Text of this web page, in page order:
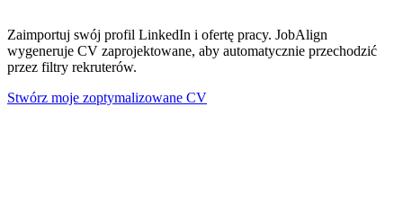
Zaimportuj swój profil LinkedIn i ofertę pracy. JobAlign
wygeneruje CV zaprojektowane, aby automatycznie przechodzić
przez filtry rekruterów.
Stwórz moje zoptymalizowane CV